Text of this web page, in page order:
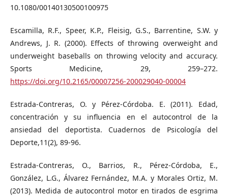
10.1080/00140130500100975
Escamilla, R.F., Speer, K.P., Fleisig, G.S., Barrentine, S.W. y
Andrews, J. R. (2000). Effects of throwing overweight and
underweight baseballs on throwing velocity and accuracy.
Sports Medicine, 29, 259–272.
https://doi.org/10.2165/00007256-200029040-00004
Estrada-Contreras, O. y Pérez-Córdoba. E. (2011). Edad,
concentración y su influencia en el autocontrol de la
ansiedad del deportista. Cuadernos de Psicología del
Deporte,11(2), 89-96.
Estrada-Contreras, O., Barrios, R., Pérez-Córdoba, E.,
González, L.G., Álvarez Fernández, M.A. y Morales Ortiz, M.
(2013). Medida de autocontrol motor en tirados de esgrima